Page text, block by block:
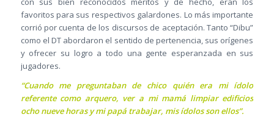
favoritos para sus respectivos galardones. Lo más importante
corrió por cuenta de los discursos de aceptación. Tanto “Dibu”
como el DT abordaron el sentido de pertenencia, sus orígenes
y ofrecer su logro a todo una gente esperanzada en sus
jugadores.
“Cuando me preguntaban de chico quién era mi ídolo
referente como arquero, ver a mi mamá limpiar edificios
ocho nueve horas y mi papá trabajar, mis ídolos son ellos”.